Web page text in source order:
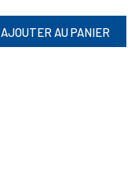
AJOUTER AU PANIER